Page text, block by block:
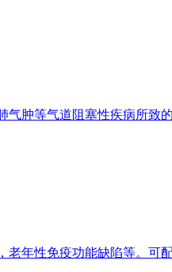
肿等气道阻塞性疾病所致
年性免疫功能缺陷等。